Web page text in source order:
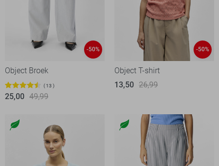
-50%
Object Broek
13
25,00 49,99
-50%
Object T-shirt
13,50 26,99